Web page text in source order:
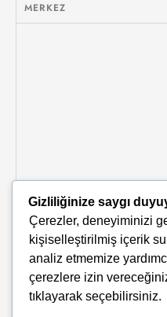
MERKEZ
KARŞIYAKA
Gizliliğinize saygı
Çerezler, deneyiminizi
kişiselleştirilmiş içerik
analiz etmemize
çerezlere izin
tıklayarak seçebilirsiniz.